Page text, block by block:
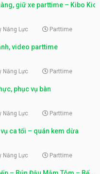
giữ xe parttime – Kibo Kid
Năng Lực Parttime
video parttime
Năng Lực Parttime
phục vụ bàn
Năng Lực Parttime
ca tối – quán kem dừa
Năng Lực Parttime